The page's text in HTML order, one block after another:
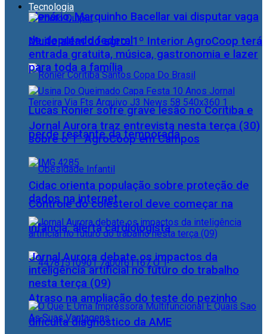
plenário, Marquinho Bacellar vai disputar vaga
de deputado federal
Lucas Ronier sofre grave lesão no Coritiba e
perde restante da temporada
Controle do colesterol deve começar na
infância, alerta cardiologista
Atraso na ampliação do teste do pezinho
dificulta diagnóstico da AME
Tecnologia
Muito além do agro: 1º Interior AgroCoop terá
entrada gratuita, música, gastronomia e lazer
para toda a família
Jornal Aurora traz entrevista nesta terça (30)
sobre o 1° AgroCoop em Campos
Cidac orienta população sobre proteção de
dados na internet
Jornal Aurora debate os impactos da
inteligência artificial no futuro do trabalho
nesta terça (09)